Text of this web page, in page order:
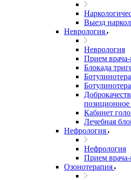
Выезд
Неврология
Неврология
Прием врача-
Блокада
Кабинет
Лечебная
Нефрология
Нефрология
Прием
Озонотерапия